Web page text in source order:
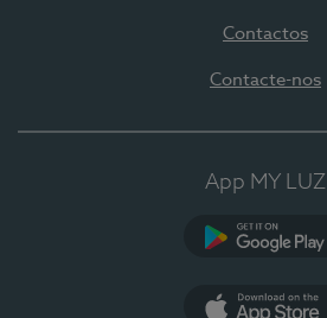
Contactos
Contacte-nos
App MY LUZ